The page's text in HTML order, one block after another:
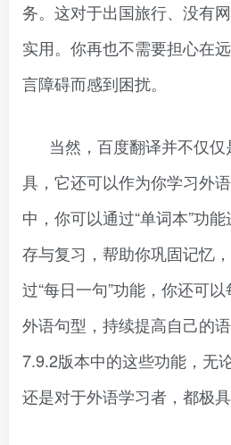
务。这对于出国旅行、没有
实用。你再也不需要担心在
言障碍而感到困扰。
当然，百度翻译并不仅
具，它还可以作为你学习外
中，你可以通过“单词本”功
存与复习，帮助你巩固记忆
过“每日一句”功能，你还可
外语句型，持续提高自己的
7.9.2版本中的这些功能，无
还是对于外语学习者，都极具